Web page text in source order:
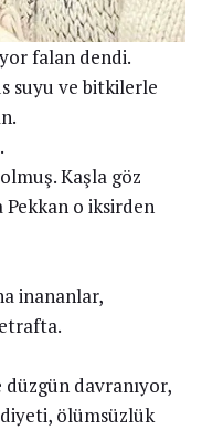
falan dendi.
suyu ve bitkilerle
Kaşla göz
Pekkan o iksirden
inananlar,
düzgün davranıyor,
ölümsüzlük